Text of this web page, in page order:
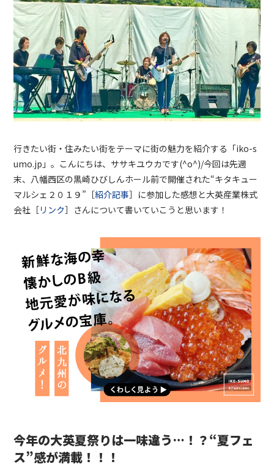
行きたい街・住みたい街をテーマに街の魅力を紹介する「iko-s
umo.jp 」。こんにちは、ササキユウカです(^o^)/今回は先週
末、八幡西区の黒崎ひびしんホール前で開催された“キタキュー
マルシェ２０１９”［紹介記事］に参加した感想と大英産業株式
会社［リンク］さんについて書いていこうと思います！
今年の大英夏祭りは一味違う…！？“夏フェ
ス”感が満載！！！